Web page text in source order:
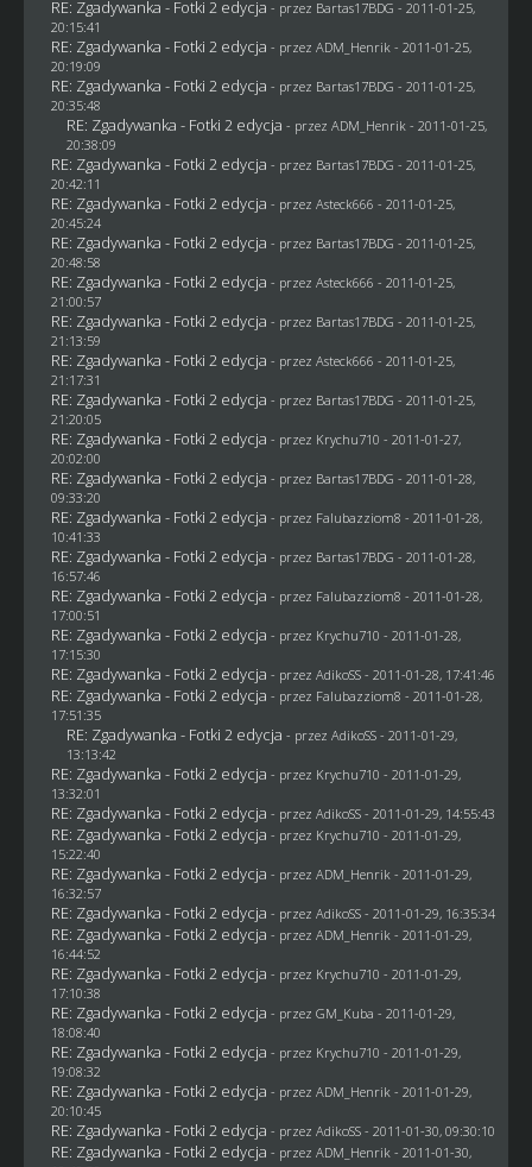
RE: Zgadywanka - Fotki 2 edycja - przez Bartas17BDG - 2011-01-25,
20:15:41
RE: Zgadywanka - Fotki 2 edycja - przez ADM_Henrik - 2011-01-25,
20:19:09
RE: Zgadywanka - Fotki 2 edycja - przez Bartas17BDG - 2011-01-25,
20:35:48
RE: Zgadywanka - Fotki 2 edycja - przez ADM_Henrik - 2011-01-25,
20:38:09
RE: Zgadywanka - Fotki 2 edycja - przez Bartas17BDG - 2011-01-25,
20:42:11
RE: Zgadywanka - Fotki 2 edycja - przez Asteck666 - 2011-01-25,
20:45:24
RE: Zgadywanka - Fotki 2 edycja - przez Bartas17BDG - 2011-01-25,
20:48:58
RE: Zgadywanka - Fotki 2 edycja - przez Asteck666 - 2011-01-25,
21:00:57
RE: Zgadywanka - Fotki 2 edycja - przez Bartas17BDG - 2011-01-25,
21:13:59
RE: Zgadywanka - Fotki 2 edycja - przez Asteck666 - 2011-01-25,
21:17:31
RE: Zgadywanka - Fotki 2 edycja - przez Bartas17BDG - 2011-01-25,
21:20:05
RE: Zgadywanka - Fotki 2 edycja - przez Krychu710 - 2011-01-27,
20:02:00
RE: Zgadywanka - Fotki 2 edycja - przez Bartas17BDG - 2011-01-28,
09:33:20
RE: Zgadywanka - Fotki 2 edycja - przez Falubazziom8 - 2011-01-28,
10:41:33
RE: Zgadywanka - Fotki 2 edycja - przez Bartas17BDG - 2011-01-28,
16:57:46
RE: Zgadywanka - Fotki 2 edycja - przez Falubazziom8 - 2011-01-28,
17:00:51
RE: Zgadywanka - Fotki 2 edycja - przez Krychu710 - 2011-01-28,
17:15:30
RE: Zgadywanka - Fotki 2 edycja - przez AdikoSS - 2011-01-28, 17:41:46
RE: Zgadywanka - Fotki 2 edycja - przez Falubazziom8 - 2011-01-28,
17:51:35
RE: Zgadywanka - Fotki 2 edycja - przez AdikoSS - 2011-01-29,
13:13:42
RE: Zgadywanka - Fotki 2 edycja - przez Krychu710 - 2011-01-29,
13:32:01
RE: Zgadywanka - Fotki 2 edycja - przez AdikoSS - 2011-01-29, 14:55:43
RE: Zgadywanka - Fotki 2 edycja - przez Krychu710 - 2011-01-29,
15:22:40
RE: Zgadywanka - Fotki 2 edycja - przez ADM_Henrik - 2011-01-29,
16:32:57
RE: Zgadywanka - Fotki 2 edycja - przez AdikoSS - 2011-01-29, 16:35:34
RE: Zgadywanka - Fotki 2 edycja - przez ADM_Henrik - 2011-01-29,
16:44:52
RE: Zgadywanka - Fotki 2 edycja - przez Krychu710 - 2011-01-29,
17:10:38
RE: Zgadywanka - Fotki 2 edycja - przez GM_Kuba - 2011-01-29,
18:08:40
RE: Zgadywanka - Fotki 2 edycja - przez Krychu710 - 2011-01-29,
19:08:32
RE: Zgadywanka - Fotki 2 edycja - przez ADM_Henrik - 2011-01-29,
20:10:45
RE: Zgadywanka - Fotki 2 edycja - przez AdikoSS - 2011-01-30, 09:30:10
RE: Zgadywanka - Fotki 2 edycja - przez ADM_Henrik - 2011-01-30,